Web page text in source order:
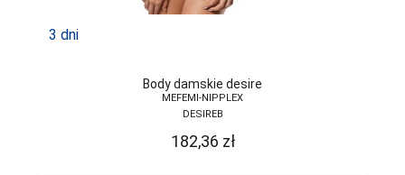
FUNNY-DAY
GABRIELLA
GAJATEX
3 dni
Body damskie desire
MEFEMI-NIPPLEX
DESIREB
182,36 zł